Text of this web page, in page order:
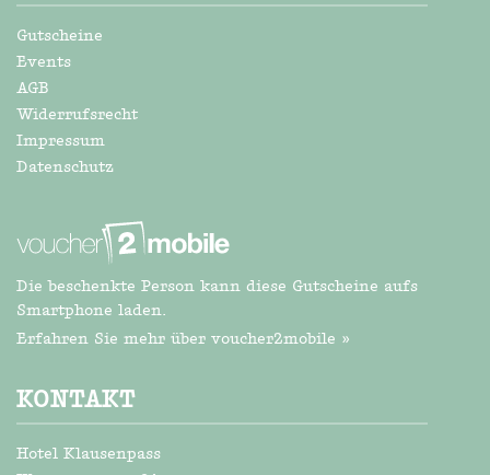
Gutscheine
Events
AGB
Widerrufsrecht
Impressum
Datenschutz
Die beschenkte Person kann diese Gutscheine aufs
Smartphone laden.
Erfahren Sie mehr über voucher2mobile »
KONTAKT
Hotel Klausenpass